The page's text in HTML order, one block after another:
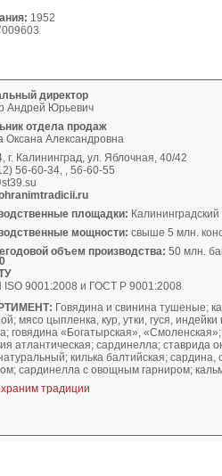
1952
директор
Андрей Юрьевич
отдела продаж
Оксана Александровна
г. Калининград, ул. Яблочная, 40/42
56-60-34, , 56-60-55
площадки:
мощности: свыше 5 млн.
объем производства: 50 млн.
ISO 9001:2008 и ГОСТ Р 9001:2008
Говядина и свинина тушеные;
мясо цыпленка, кур, утки, гуся,
говядина «Богатырская»,
атлантическая; сардинелла; ставрида
килька балтийская;
сардинелла с овощным гарниром;
традиции